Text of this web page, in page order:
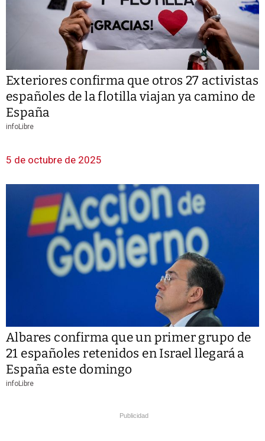
Exteriores confirma que otros 27 activistas
españoles de la flotilla viajan ya camino de
España
infoLibre
5 de octubre de 2025
Albares confirma que un primer grupo de
21 españoles retenidos en Israel llegará a
España este domingo
infoLibre
Publicidad